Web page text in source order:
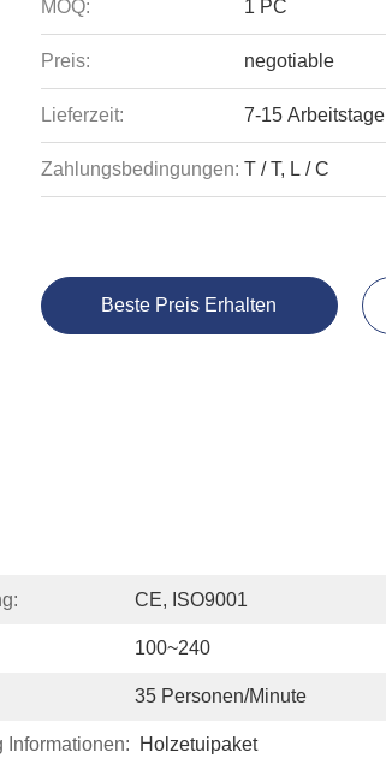
MOQ: 1 PC
Preis: negotiable
Lieferzeit: 7-15 Arbeitstage
Zahlungsbedingungen: T / T, L / C
Beste Preis Erhalten
CE, ISO9001
100~240
35 Personen/Minute
Informationen: Holzetuipaket